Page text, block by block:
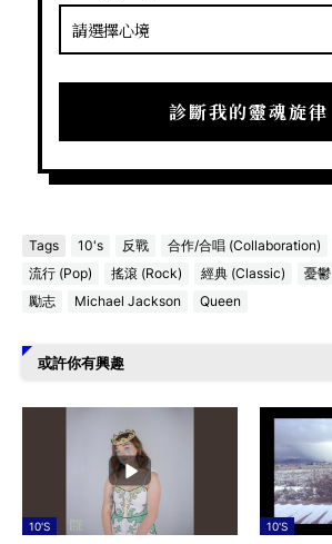
診斷我的靈魂旋律
Tags 10's 反戰 合作/合唱 (Collaboration)
流行 (Pop)
搖滾 (Rock) 經典 (Classic) 憂鬱
勵志
Michael Jackson Queen
或許你有興趣
10'S 10'S